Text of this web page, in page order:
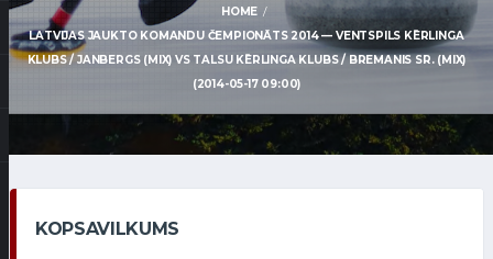
HOME
LATVIJAS JAUKTO KOMANDU ČEMPIONĀTS 2014 — VENTSPILS KĒRLINGA
KLUBS / JANBERGS (MIX) VS TALSU KĒRLINGA KLUBS / BREMANIS SR. (MIX)
(2014-05-17 09:00)
KOPSAVILKUMS